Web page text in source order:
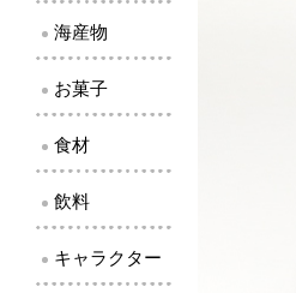
海産物
お菓子
食材
飲料
キャラクター